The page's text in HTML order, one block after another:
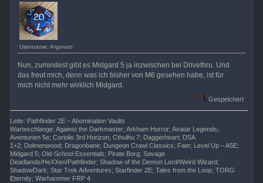
Username: Argovan
Nun, zumindest gibt es Midgard 5 ja inzwischen bei Drivethru. Und
das freut mich, denn was ich bisher von M6 gesehen habe, ist für
mich nicht mehr wirklich Midgard.
Gespeichert
Leite: Pathfinder 2E – Abomination Vaults
Warteschlange: Against the Darkmaster; Arkham Horror; Avatar Legends;
Aventurien 5e; Coriolis 3rd Horizon; Cthulhu 7; Daggerheart; DSA
1+2; Dolmenwood; Dragonbane; Dungeon Crawl Classics; Fate; Level Up – A5E;
Midgard 5; Old-School Essentials; Pirate Borg; Savage
Deadlands/HeXXen/Pathfinder; Shadow of the Demon Lord/Weird Wizard;
ShadowDark; Star Trek Adventures; Starfinder 2E; Tales from the Loop; TORG
Eternity; Warhammer FRP 4